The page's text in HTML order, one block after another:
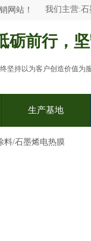
网站 ！ 我们主营:石
砺前行，
坚持以为客户创造价值为
生产基地
料/石墨烯电热膜